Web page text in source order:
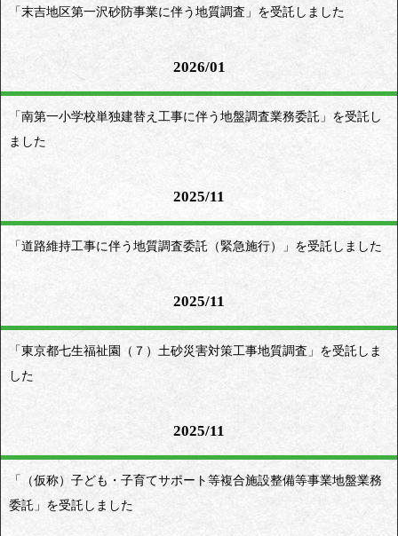
「末吉地区第一沢砂防事業に伴う地質調査」を受託しました
2026/01
「南第一小学校単独建替え工事に伴う地盤調査業務委託」を受託し
ました
2025/11
「道路維持工事に伴う地質調査委託（緊急施行）」を受託しました
2025/11
「東京都七生福祉園（７）土砂災害対策工事地質調査」を受託しま
した
2025/11
「（仮称）子ども・子育てサポート等複合施設整備等事業地盤業務
委託」を受託しました